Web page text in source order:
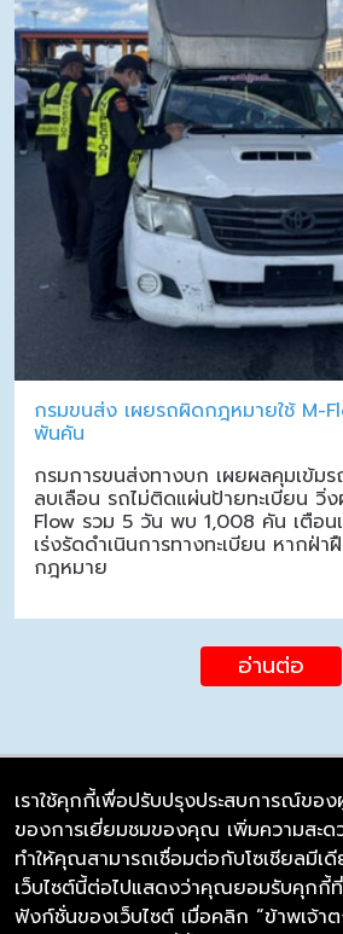
กรมขนส่ง เผยรถผิดกฎหมายใช้ M-
พันคัน
กรมการขนส่งทางบก เผยผลคุมเข้ม
ลบเลือน รถไม่ติดแผ่นป้ายทะเบียน วิ่
Flow รวม 5 วัน พบ 1,008 คัน เตือน
เร่งรัดดำเนินการทางทะเบียน หากฝ่
กฎหมาย
อ่านต่อ
บริษัท ซิมลิงค์ จำกัด
98/226 Bangrakyai-Baanmai Road,
Bangyai, Nonthaburi 11140
เราใช้คุกกี้เพื่อปรับปรุงประสบการณ์ขอ
ของการเยี่ยมชมของคุณ เพิ่มความสะด
ทำให้คุณสามารถเชื่อมต่อกับโซเชียลมีเ
เว็บไซต์นี้ต่อไปแสดงว่าคุณยอมรับคุกกี้ที่
ฟังก์ชั่นของเว็บไซต์ เมื่อคลิก “ข้าพเจ้า